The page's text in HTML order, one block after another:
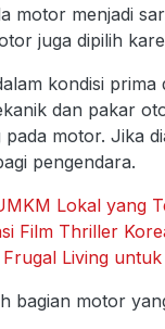
motor menjadi
juga dipilih
kondisi
dan pakar
motor. Jika
pengendara.
Lokal yang
Film Thriller
Living
bagian motor